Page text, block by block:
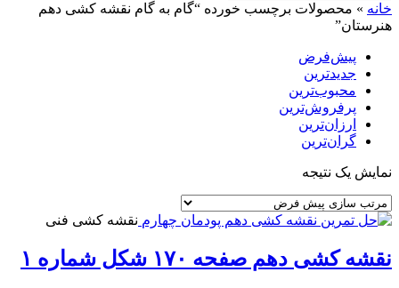
خانه » محصولات برچسب خورده “گام به گام نقشه کشی دهم
هنرستان”
پیش‌فرض
جدیدترین
محبوب‌ترین
پرفروش‌ترین
ارزان‌ترین
گران‌ترین
نمایش یک نتیجه
نقشه کشی فنی
نقشه کشی دهم صفحه ۱۷۰ شکل شماره ۱